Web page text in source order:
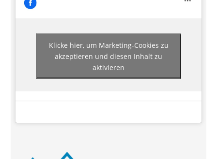
Klicke hier, um Marketing-Cookies zu
akzeptieren und diesen Inhalt zu
aktivieren